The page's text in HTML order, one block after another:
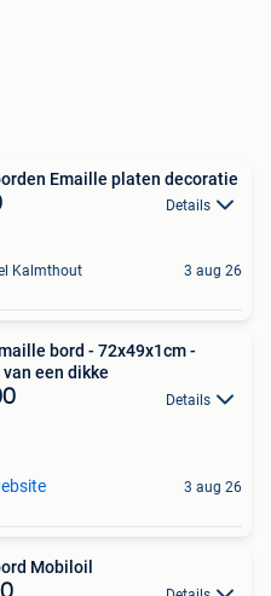
Emaille platen decoratie
Details
Kalmthout 3 aug 26
bord - 72x49x1cm -
een dikke
Details
3 aug 26
Mobiloil